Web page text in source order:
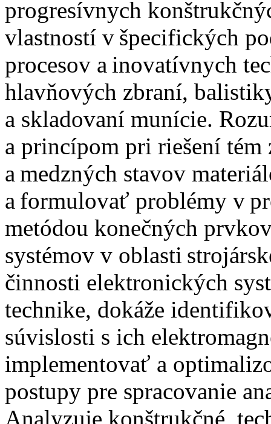
progresívnych
vlastností v špecifických
procesov a inovatívnych
hlavňových zbraní,
a skladovaní munície.
a princípom pri riešení tém
a medzných stavov
a formulovať problémy v
metódou konečných
systémov v oblasti
činnosti elektronických
technike, dokáže
súvislosti s ich
implementovať a
postupy pre spracovanie
Analyzuje konštrukčné,